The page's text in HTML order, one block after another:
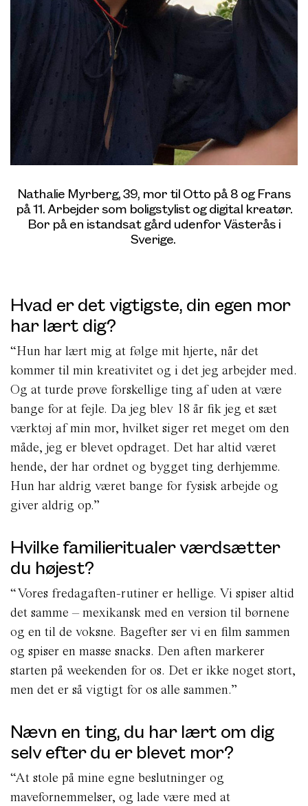
Nathalie Myrberg, 39, mor til Otto på 8 og Frans
på 11. Arbejder som boligstylist og digital kreatør.
Bor på en istandsat gård udenfor Västerås i
Sverige.
Hvad er det vigtigste, din egen mor
har lært dig?
“Hun har lært mig at følge mit hjerte, når det
kommer til min kreativitet og i det jeg arbejder med.
Og at turde prøve forskellige ting af uden at være
bange for at fejle. Da jeg blev 18 år fik jeg et sæt
værktøj af min mor, hvilket siger ret meget om den
måde, jeg er blevet opdraget. Det har altid været
hende, der har ordnet og bygget ting derhjemme.
Hun har aldrig været bange for fysisk arbejde og
giver aldrig op.”
Hvilke familieritualer værdsætter
du højest?
“Vores fredagaften-rutiner er hellige. Vi spiser altid
det samme – mexikansk med en version til børnene
og en til de voksne. Bagefter ser vi en film sammen
og spiser en masse snacks. Den aften markerer
starten på weekenden for os. Det er ikke noget stort,
men det er så vigtigt for os alle sammen.”
Nævn en ting, du har lært om dig
selv efter du er blevet mor?
“At stole på mine egne beslutninger og
mavefornemmelser, og lade være med at